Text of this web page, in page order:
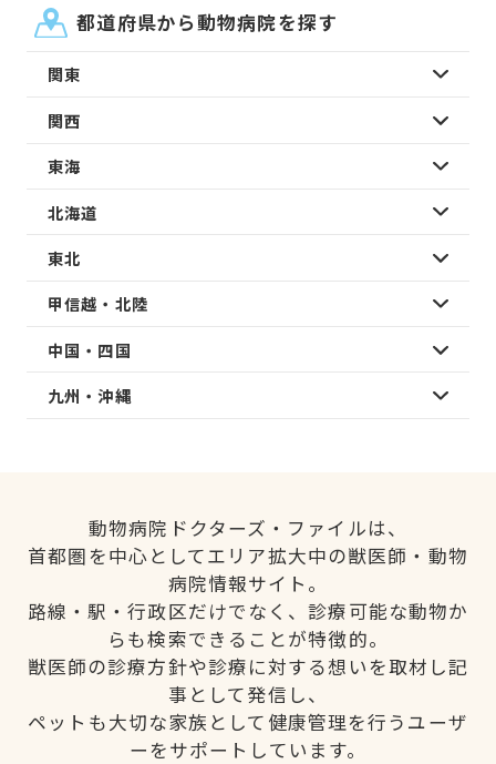
都道府県から動物病院を探す
関東
関西
東海
北海道
東北
甲信越・北陸
中国・四国
九州・沖縄
動物病院ドクターズ・ファイルは、
首都圏を中心としてエリア拡大中の獣医師・動物
病院情報サイト。
路線・駅・行政区だけでなく、診療可能な動物か
らも検索できることが特徴的。
獣医師の診療方針や診療に対する想いを取材し記
事として発信し、
ペットも大切な家族として健康管理を行うユーザ
ーをサポートしています。